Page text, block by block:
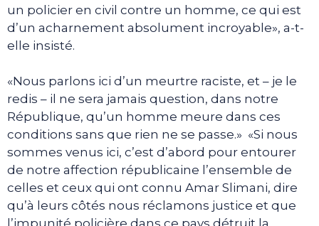
un policier en civil contre un homme, ce qui est
d’un acharnement absolument incroyable», a-t-
elle insisté.
«Nous parlons ici d’un meurtre raciste, et – je le
redis – il ne sera jamais question, dans notre
République, qu’un homme meure dans ces
conditions sans que rien ne se passe.» «Si nous
sommes venus ici, c’est d’abord pour entourer
de notre affection républicaine l’ensemble de
celles et ceux qui ont connu Amar Slimani, dire
qu’à leurs côtés nous réclamons justice et que